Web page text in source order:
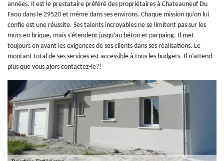
années. Il est le prestataire préféré des propriétaires à Chateauneuf Du
Faou dans le 29520 et même dans ses environs. Chaque mission qu’on lui
confie est une réussite. Ses talents incroyables ne se limitent pas sur les
murs en brique, mais s’étendent jusqu’au béton et parpaing. Il met
toujours en avant les exigences de ses clients dans ses réalisations. Le
montant total de ses services est accessible à tous les budgets. Il n’attend
plus que vous alors contactez-le?!